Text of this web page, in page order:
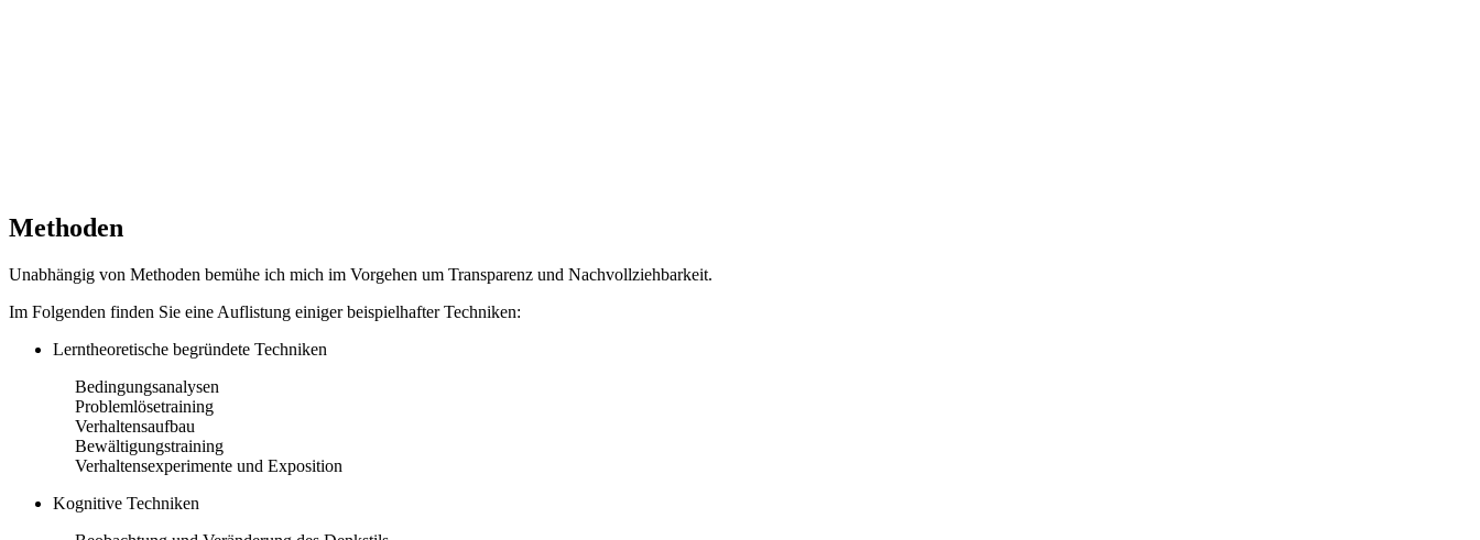
Methoden
Unabhängig von Methoden bemühe ich mich im Vorgehen um Transparenz und Nachvollziehbarkeit.
Im Folgenden finden Sie eine Auflistung einiger beispielhafter Techniken:
Lerntheoretische begründete Techniken
Bedingungsanalysen
Problemlösetraining
Verhaltensaufbau
Bewältigungstraining
Verhaltensexperimente und Exposition
Kognitive Techniken